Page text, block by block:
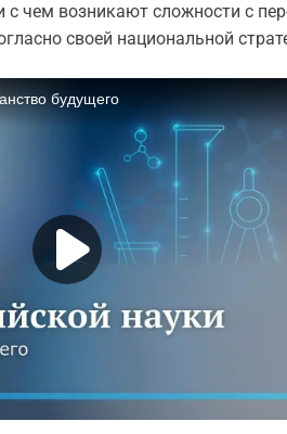
с чем возникают сложности с
своей национальной